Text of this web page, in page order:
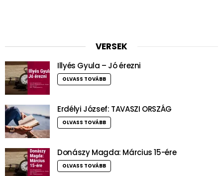
VERSEK
Illyés Gyula – Jó érezni
OLVASS TOVÁBB
Erdélyi József: TAVASZI ORSZÁG
OLVASS TOVÁBB
Donászy Magda: Március 15-ére
OLVASS TOVÁBB